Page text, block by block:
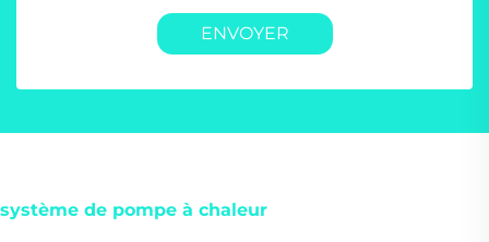
ENVOYER
système de pompe à chaleur